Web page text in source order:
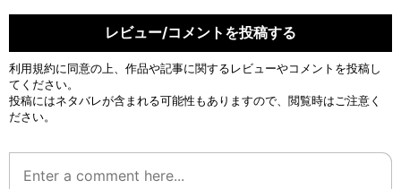
レビュー/コメントを投稿する
利用規約に同意の上、作品や記事に関するレビューやコメントを投稿し
てください。
投稿にはネタバレが含まれる可能性もありますので、閲覧時はご注意く
ださい。